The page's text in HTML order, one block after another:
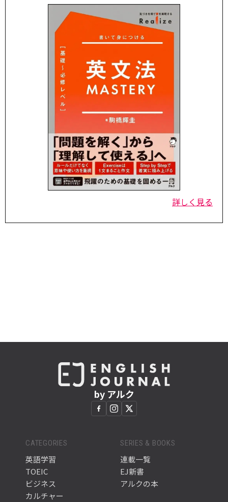
詳しく見る
by アルク
CATEGORIES
英語学習
TOEIC
ビジネス
カルチャー
SERIES & BOOKS
連載一覧
EJ新書
アルクの本